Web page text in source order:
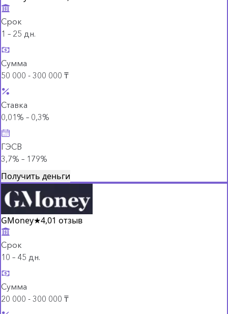
Срок
1 – 25 дн.
Сумма
50 000 - 300 000 ₸
Ставка
0,01% – 0,3%
ГЭСВ
3,7% – 179%
Получить деньги
GMoney★4,01 отзыв
Срок
10 – 45 дн.
Сумма
20 000 - 300 000 ₸